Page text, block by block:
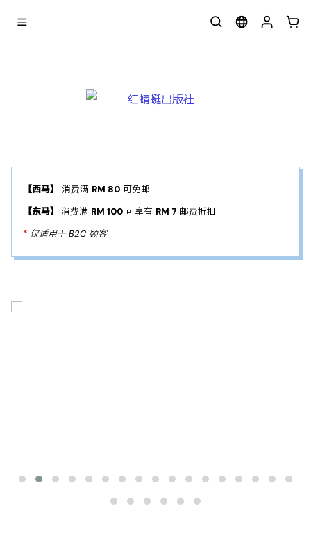
【西马】 消费满 RM 80 可免邮
【东马】 消费满 RM 100 可享有 RM 7 邮费折扣
* 仅适用于 B2C 顾客